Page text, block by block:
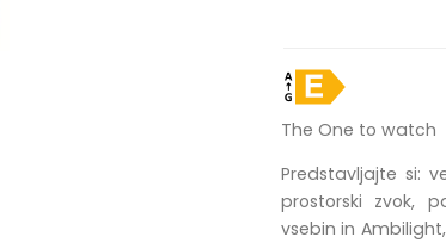
The One to watch
Predstavljajte si:
prostorski zvok,
vsebin in